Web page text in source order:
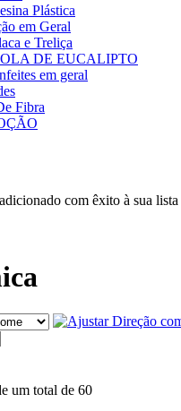
Plástica
em Geral
e Treliça
DE EUCALIPTO
em geral
Fibra
com êxito à sua lista
um total de 60